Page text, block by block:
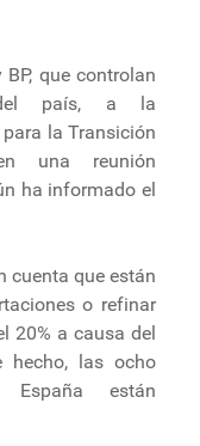
que controlan
del país, a la
la Transición
una reunión
ha informado el
cuenta que están
o refinar
20% a causa del
hecho, las ocho
están